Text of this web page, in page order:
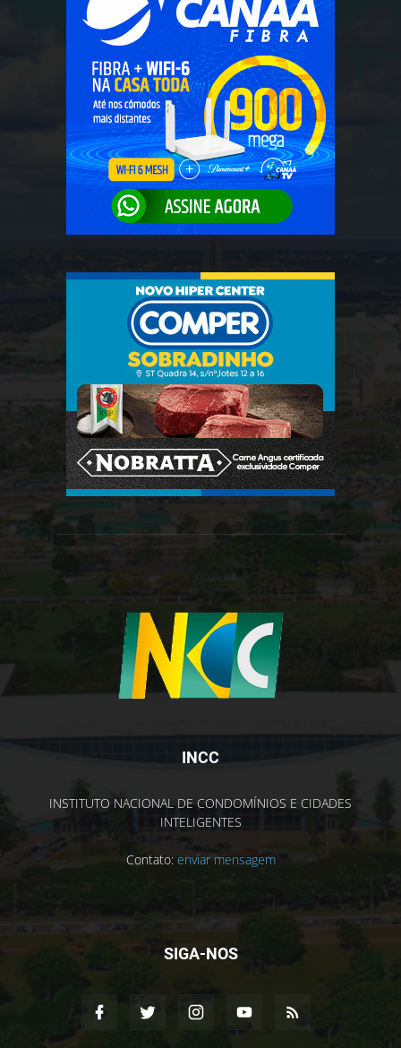
INCC
INSTITUTO NACIONAL DE CONDOMÍNIOS E CIDADES
INTELIGENTES
Contato: enviar mensagem
SIGA-NOS